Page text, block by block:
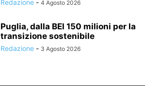
Redazione - 4 Agosto 2026
Puglia, dalla BEI 150 milioni per la
transizione sostenibile
Redazione - 3 Agosto 2026